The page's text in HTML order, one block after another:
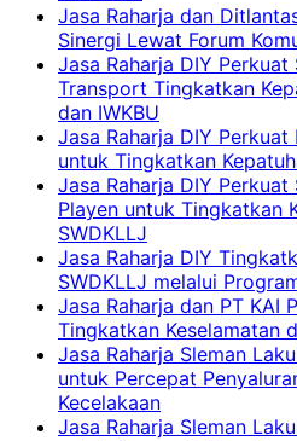
Jasa Raharja dan
Sinergi Lewat Forum
Jasa Raharja DIY
Transport Tingkatkan
dan IWKBU
Jasa Raharja DIY Perkuat
untuk Tingkatkan
Jasa Raharja DIY Perkuat
Playen untuk Tingkatkan
SWDKLLJ
Jasa Raharja DIY
SWDKLLJ melalui
Jasa Raharja dan PT KAI
Tingkatkan Keselamatan
Jasa Raharja Sleman
untuk Percepat
Kecelakaan
Jasa Raharja Sleman